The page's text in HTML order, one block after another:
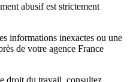
abusif est strictement
informations inexactes ou une
de votre agence France
droit du travail, consultez